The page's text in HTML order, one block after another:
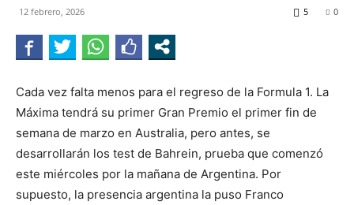
12 febrero, 2026 0
5
Cada vez falta menos para el regreso de la Formula 1. La
Máxima tendrá su primer Gran Premio el primer fin de
semana de marzo en Australia, pero antes, se
desarrollarán los test de Bahrein, prueba que comenzó
este miércoles por la mañana de Argentina. Por
supuesto, la presencia argentina la puso Franco